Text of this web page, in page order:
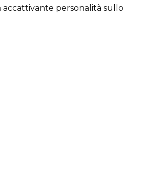
accattivante personalità sullo